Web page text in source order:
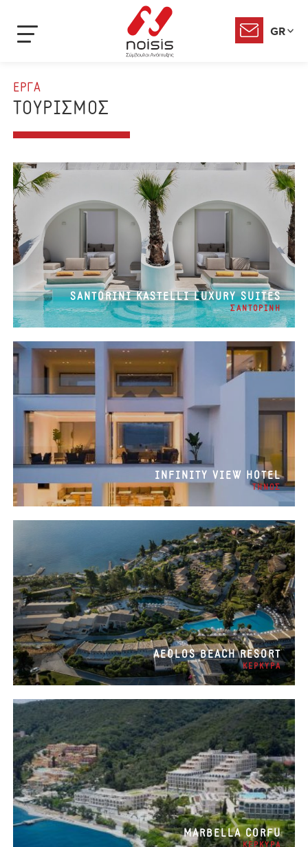
GR
ΕΡΓΑ
ΤΟΥΡΙΣΜΟΣ
SANTORINI KASTELLI LUXURY SUITES
ΣΑΝΤΟΡΙΝΗ
INFINITY VIEW HOTEL
ΤΗΝΟΣ
AEOLOS BEACH RESORT
ΚΕΡΚΥΡΑ
MARBELLA CORFU